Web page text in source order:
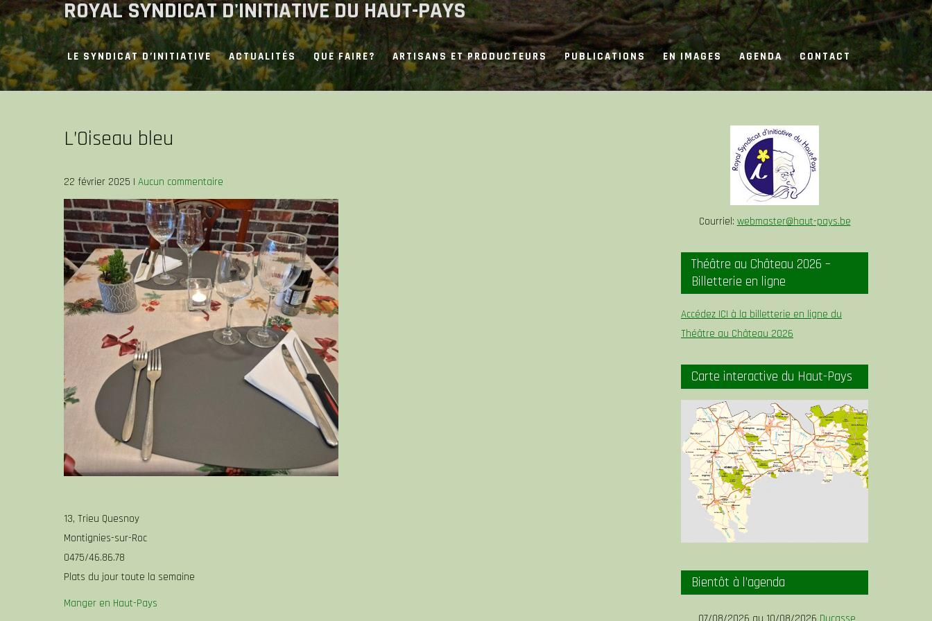
Skip
to
content
ROYAL SYNDICAT D'INITIATIVE DU HAUT-PAYS
LE SYNDICAT D’INITIATIVE ACTUALITÉS QUE FAIRE? ARTISANS ET PRODUCTEURS PUBLICATIONS EN IMAGES AGENDA CONTACT
L’Oiseau bleu
22 février 2025 | Aucun commentaire
13, Trieu Quesnoy
Montignies-sur-Roc
0475/46.86.78
Plats du jour toute la semaine
Manger en Haut-Pays
Courriel: webmaster@haut-pays.be
Théâtre au Château 2026 –
Billetterie en ligne
Accédez ICI à la billetterie en ligne du
Théâtre au Château 2026
Carte interactive du Haut-Pays
Bientôt à l’agenda